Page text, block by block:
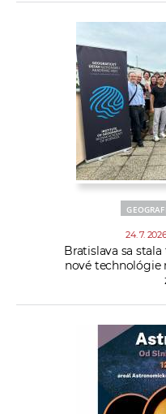
24. 7.
Bratislava sa
nové technológie